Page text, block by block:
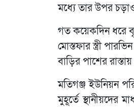
মধ্যে তার উপর
গত কয়েকদিন ধরে
মোস্তফার স্ত্রী
বাড়ির পাশের
মতিগঞ্জ ইউনিয়ন
মুহূর্তে স্থানীয়দের